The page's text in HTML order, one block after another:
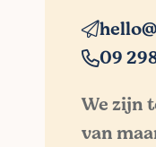
09
We zijn
van